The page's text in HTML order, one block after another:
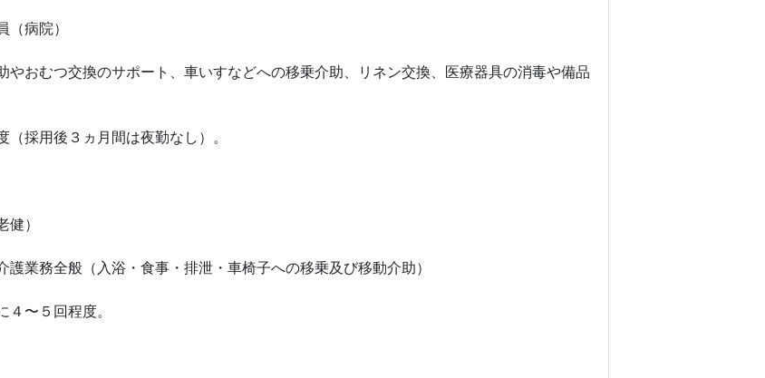
病院）
やおむつ交換のサポート、車いすなどへの移乗介助、リネン交換、医療器具の消毒や備品
（採用後３ヵ月間は夜勤なし）。
）
護業務全般（入浴・食事・排泄・車椅子への移乗及び移動介助）
４〜５回程度。